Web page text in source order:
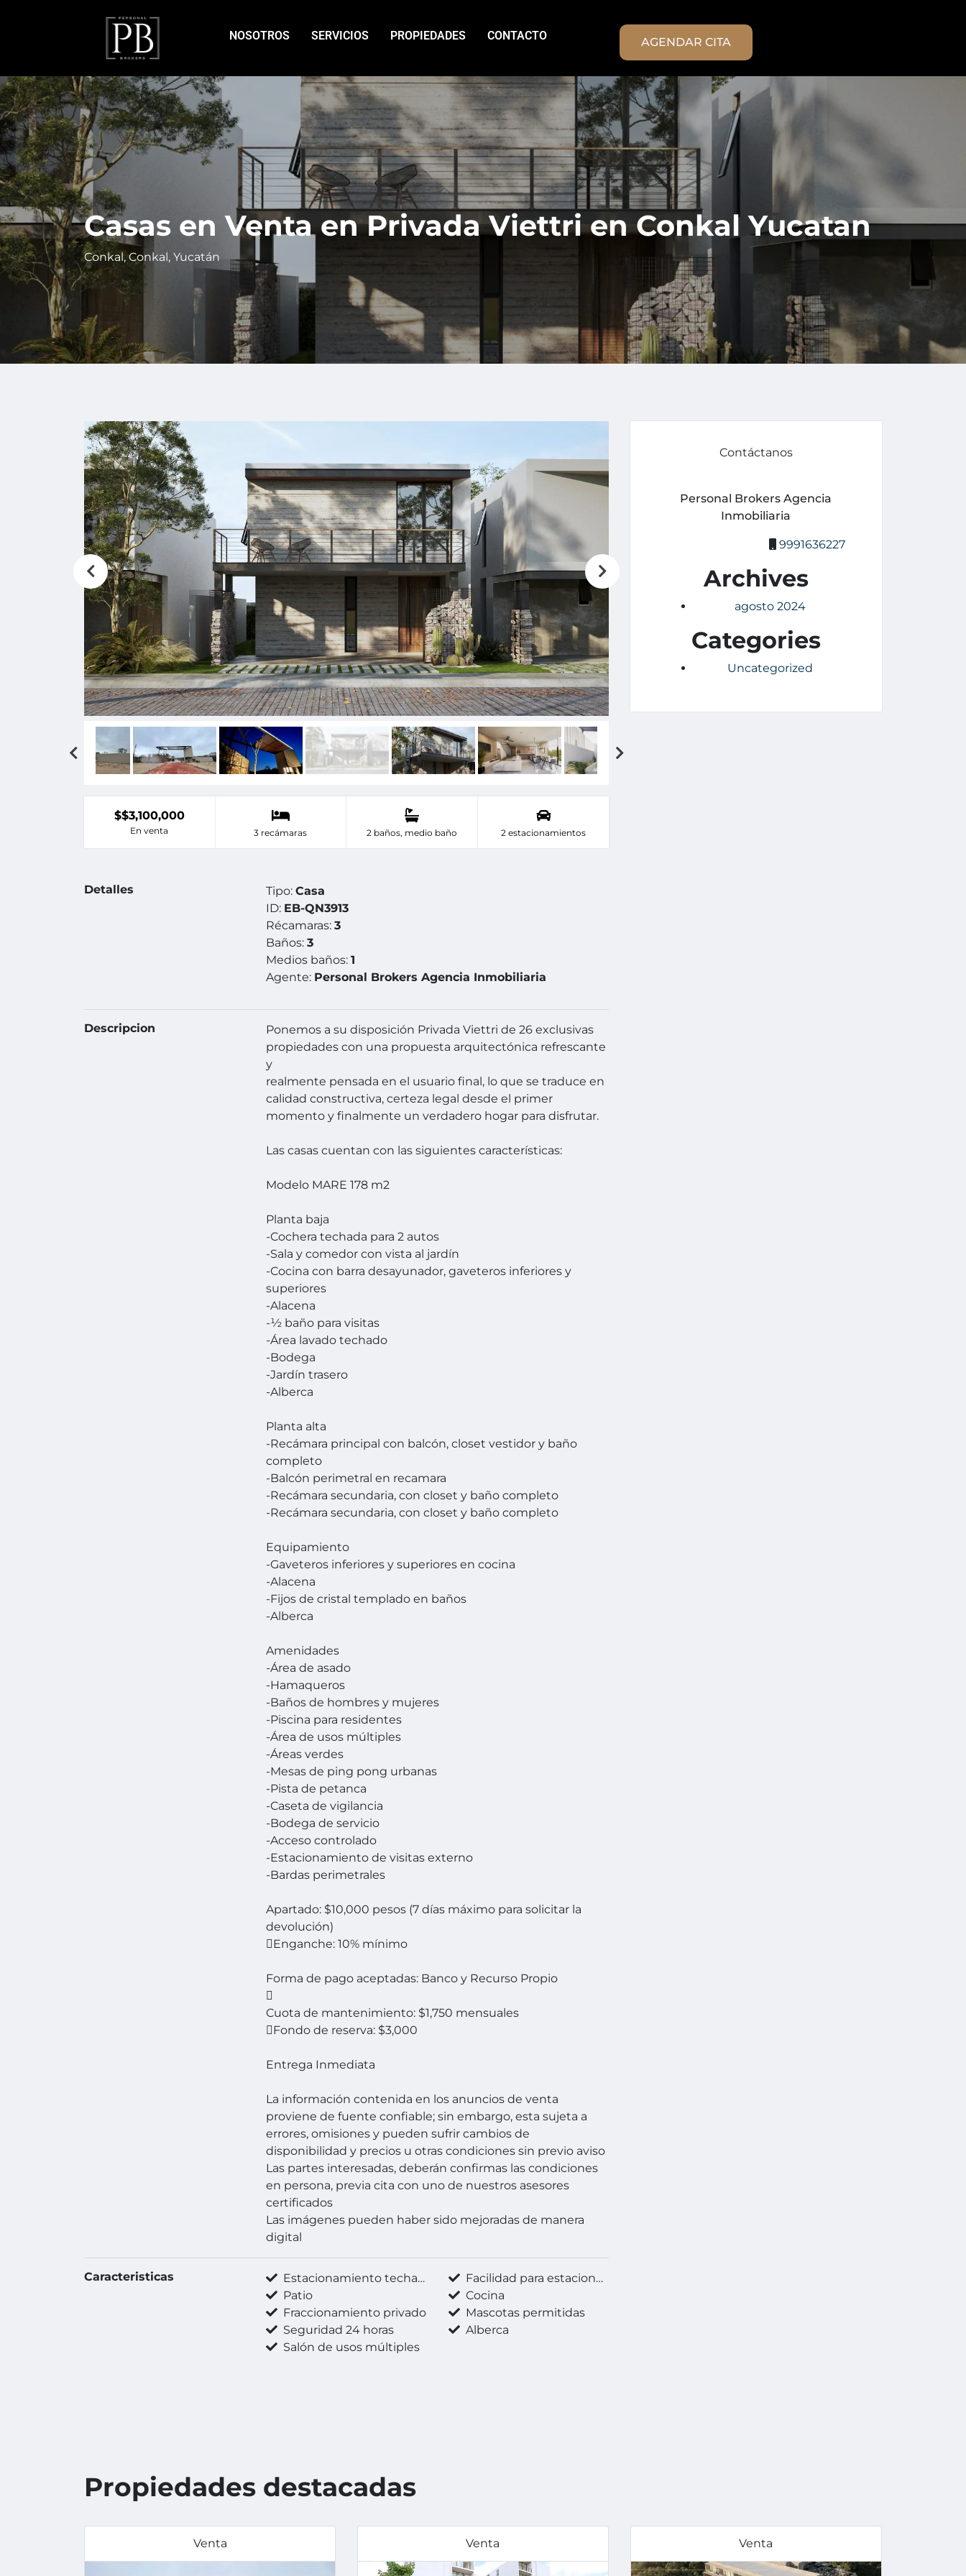
NOSOTROS SERVICIOS PROPIEDADES CONTACTO AGENDAR CITA
Casas en Venta en Privada Viettri en Conkal Yucatan
Conkal, Conkal, Yucatán
$$3,100,000
En venta 3 recámaras 2 baños, medio baño 2 estacionamientos
Detalles Tipo:Casa
ID: EB-QN3913
Récamaras:3
Baños:3
Medios baños:1
Agente: Personal Brokers Agencia Inmobiliaria
Descripcion
Ponemos a su disposición Privada Viettri de 26 exclusivas
propiedades con una propuesta arquitectónica refrescante
y
realmente pensada en el usuario final, lo que se traduce en
calidad constructiva, certeza legal desde el primer
momento y finalmente un verdadero hogar para disfrutar.
Las casas cuentan con las siguientes características:
Modelo MARE 178 m2
Planta baja
-Cochera techada para 2 autos
-Sala y comedor con vista al jardín
-Cocina con barra desayunador, gaveteros inferiores y
superiores
-Alacena
-½ baño para visitas
-Área lavado techado
-Bodega
-Jardín trasero
-Alberca
Planta alta
-Recámara principal con balcón, closet vestidor y baño
completo
-Balcón perimetral en recamara
-Recámara secundaria, con closet y baño completo
-Recámara secundaria, con closet y baño completo
Equipamiento
-Gaveteros inferiores y superiores en cocina
-Alacena
-Fijos de cristal templado en baños
-Alberca
Amenidades
-Área de asado
-Hamaqueros
-Baños de hombres y mujeres
-Piscina para residentes
-Área de usos múltiples
-Áreas verdes
-Mesas de ping pong urbanas
-Pista de petanca
-Caseta de vigilancia
-Bodega de servicio
-Acceso controlado
-Estacionamiento de visitas externo
-Bardas perimetrales
Apartado: $10,000 pesos (7 días máximo para solicitar la
devolución)
Enganche: 10% mínimo
Forma de pago aceptadas: Banco y Recurso Propio

Cuota de mantenimiento: $1,750 mensuales
Fondo de reserva: $3,000
Entrega Inmediata
La información contenida en los anuncios de venta
proviene de fuente confiable; sin embargo, esta sujeta a
errores, omisiones y pueden sufrir cambios de
disponibilidad y precios u otras condiciones sin previo aviso
Las partes interesadas, deberán confirmas las condiciones
en persona, previa cita con uno de nuestros asesores
certificados
Las imágenes pueden haber sido mejoradas de manera
digital
Caracteristicas Estacionamiento techado
Facilidad para estacionarse
Patio
Cocina
Fraccionamiento privado
Mascotas permitidas
Seguridad 24 horas
Alberca
Salón de usos múltiples
Contáctanos
Personal Brokers Agencia
Inmobiliaria
9991636227
Archives
agosto 2024
Categories
Uncategorized
Propiedades destacadas
Venta Venta Venta